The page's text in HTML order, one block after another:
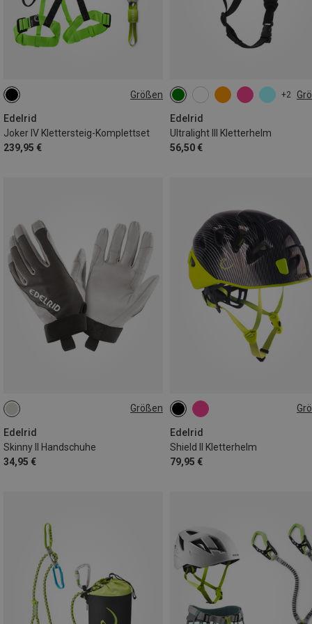
Größen
Edelrid
Joker IV Klettersteig-Komplettset
239,95 €
45-115CM
+2
Edelrid
Ultralight III Kletterhelm
56,50 €
54-60CM
Größen
Edelrid
Skinny II Handschuhe
34,95 €
XS
Edelrid
Shield II Kletterhelm
79,95 €
46-55CM